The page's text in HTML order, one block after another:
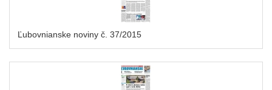
Ľubovnianske noviny č. 37/2015